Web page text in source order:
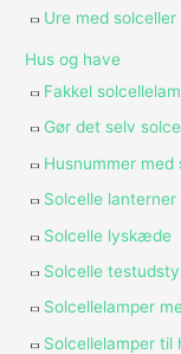
Ure med solceller
Hus og have
Fakkel
Gør det selv
Husnummer med
Solcelle lanterner
Solcelle lyskæde
Solcelle
Solcellelamper
Solcellelamper til